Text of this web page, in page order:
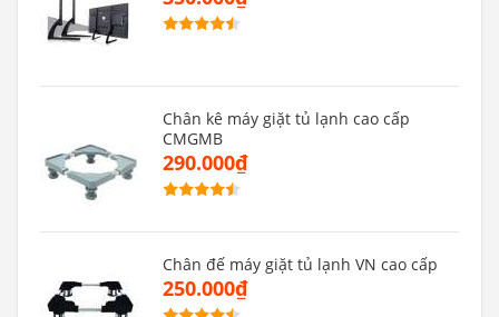
Chân kê máy giặt tủ lạnh cao cấp
CMGMB
290.000₫
Chân đế máy giặt tủ lạnh VN cao cấp
250.000₫